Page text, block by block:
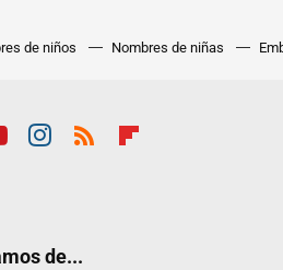
de niños Nombres de niñas
de...